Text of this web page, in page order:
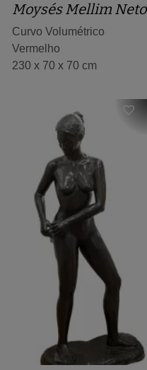
Moysés Mellim Neto
Curvo Volumétrico
Vermelho
230 x 70 x 70 cm